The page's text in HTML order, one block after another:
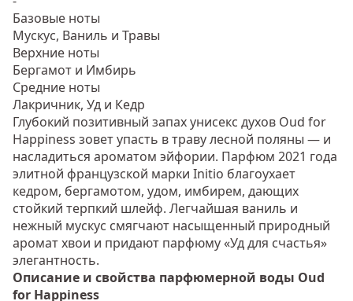
Базовые ноты
Мускус, Ваниль и Травы
Верхние ноты
Бергамот и Имбирь
Средние ноты
Лакричник, Уд и Кедр
Глубокий позитивный запах унисекс духов Oud for
Happiness зовет упасть в траву лесной поляны — и
насладиться ароматом эйфории. Парфюм 2021 года
элитной французской марки Initio благоухает
кедром, бергамотом, удом, имбирем, дающих
стойкий терпкий шлейф. Легчайшая ваниль и
нежный мускус смягчают насыщенный природный
аромат хвои и придают парфюму «Уд для счастья»
элегантность.
Описание и свойства парфюмерной воды Oud
for Happiness